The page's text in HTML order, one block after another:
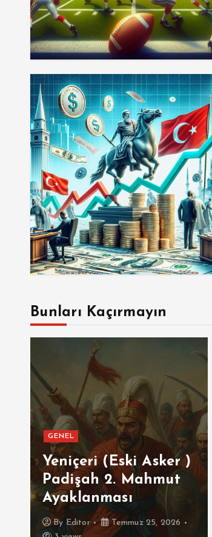
Bunları Kaçırmayın
GENEL
Yeniçeri (Eski Asker )
Padişah 2. Mahmut
Ayaklanması
By Editor
Temmuz 25, 2026